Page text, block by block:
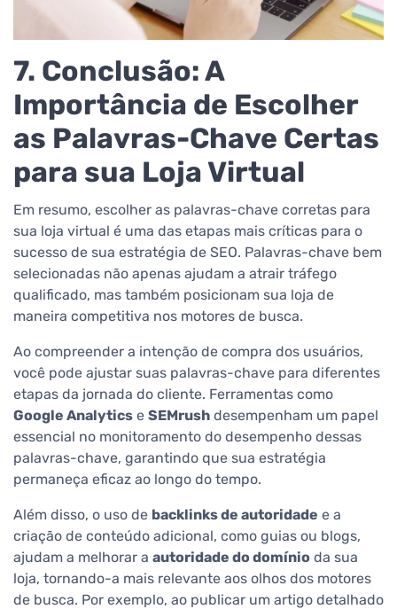
7. Conclusão: A
Importância de Escolher
as Palavras-Chave Certas
para sua Loja Virtual
Em resumo, escolher as palavras-chave corretas para
sua loja virtual é uma das etapas mais críticas para o
sucesso de sua estratégia de SEO. Palavras-chave bem
selecionadas não apenas ajudam a atrair tráfego
qualificado, mas também posicionam sua loja de
maneira competitiva nos motores de busca.
Ao compreender a intenção de compra dos usuários,
você pode ajustar suas palavras-chave para diferentes
etapas da jornada do cliente. Ferramentas como
Google Analytics e SEMrush desempenham um papel
essencial no monitoramento do desempenho dessas
palavras-chave, garantindo que sua estratégia
permaneça eficaz ao longo do tempo.
Além disso, o uso de backlinks de autoridade e a
criação de conteúdo adicional, como guias ou blogs,
ajudam a melhorar a autoridade do domínio da sua
loja, tornando-a mais relevante aos olhos dos motores
de busca. Por exemplo, ao publicar um artigo detalhado